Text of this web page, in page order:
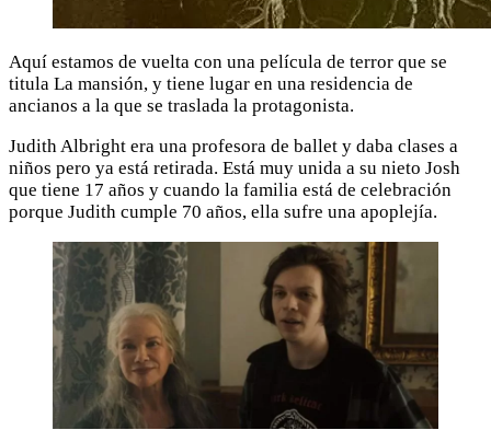
Aquí estamos de vuelta con una película de terror que se
titula La mansión, y tiene lugar en una residencia de
ancianos a la que se traslada la protagonista.
Judith Albright era una profesora de ballet y daba clases a
niños pero ya está retirada. Está muy unida a su nieto Josh
que tiene 17 años y cuando la familia está de celebración
porque Judith cumple 70 años, ella sufre una apoplejía.